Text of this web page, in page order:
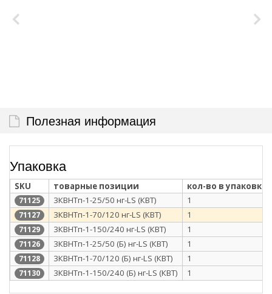
Полезная информация
Упаковка
SKU товарные позиции кол-во в упаковке
71125 3КВНТп-1-25/50 нг-LS (КВТ) 1
71127 3КВНТп-1-70/120 нг-LS (КВТ) 1
71129 3КВНТп-1-150/240 нг-LS (КВТ) 1
71126 3КВНТп-1-25/50 (Б) нг-LS (КВТ) 1
71128 3КВНТп-1-70/120 (Б) нг-LS (КВТ) 1
71130 3КВНТп-1-150/240 (Б) нг-LS (КВТ) 1